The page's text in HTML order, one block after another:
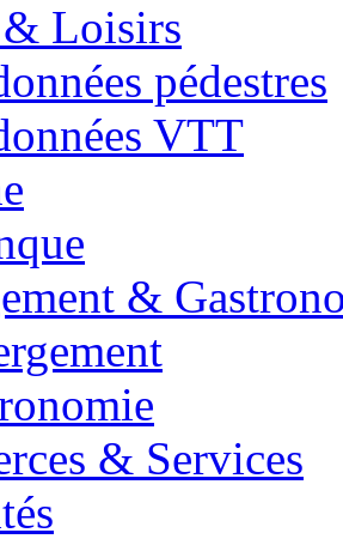
Loisirs
pédestres
VTT
&
& Services